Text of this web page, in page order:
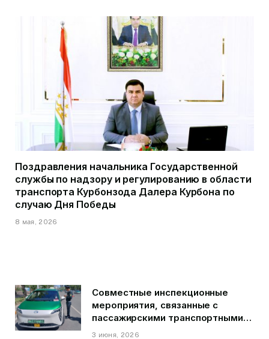
Поздравления начальника Государственной
службы по надзору и регулированию в области
транспорта Курбонзода Далера Курбона по
случаю Дня Победы
8 мая, 2026
Совместные инспекционные
мероприятия, связанные с
пассажирскими транспортными
средствами на территории
3 июня, 2026